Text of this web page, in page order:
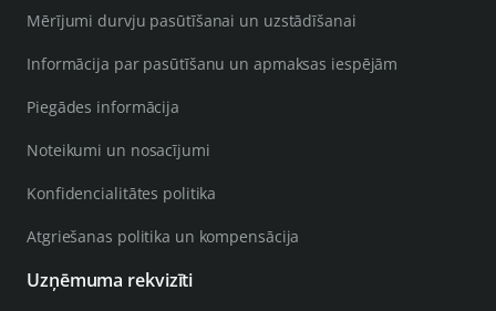
Mērījumi durvju pasūtīšanai un uzstādīšanai
Informācija par pasūtīšanu un apmaksas iespējām
Piegādes informācija
Noteikumi un nosacījumi
Konfidencialitātes politika
Atgriešanas politika un kompensācija
Uzņēmuma rekvizīti